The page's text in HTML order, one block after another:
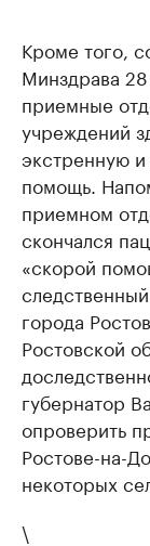
Кроме того,
Минздрава
приемные
учреждений
экстренную
помощь.
приемном
скончался
«скорой
города
Ростовской
губернатор
опроверить
Ростове-на-
некоторых
\